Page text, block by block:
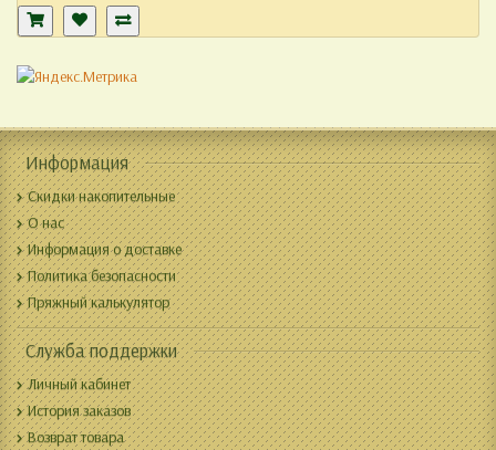
Информация
Скидки накопительные
О нас
Информация о доставке
Политика безопасности
Пряжный калькулятор
Служба поддержки
Личный кабинет
История заказов
Возврат товара